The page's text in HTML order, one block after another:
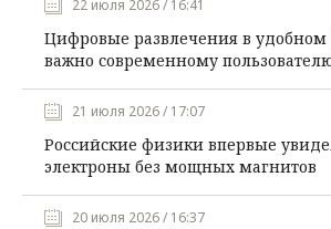
22 июля 2026 / 16:41
Цифровые развлечения в удобном
важно современному
21 июля 2026 / 17:07
Российские физики впервые
электроны без мощных магнитов
20 июля 2026 / 16:37